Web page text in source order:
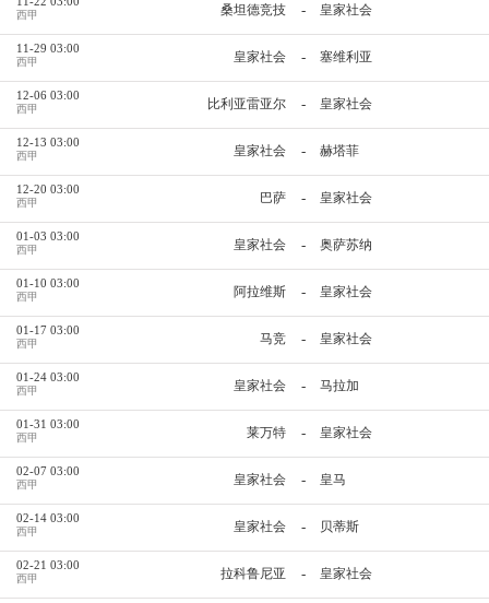
西甲 桑坦德竞技 - 皇家社会
11-29 03:00
西甲 皇家社会 - 塞维利亚
12-06 03:00
西甲 比利亚雷亚尔 - 皇家社会
12-13 03:00
西甲 皇家社会 - 赫塔菲
12-20 03:00
西甲 巴萨 - 皇家社会
01-03 03:00
西甲 皇家社会 - 奥萨苏纳
01-10 03:00
西甲 阿拉维斯 - 皇家社会
01-17 03:00
西甲 马竞 - 皇家社会
01-24 03:00
西甲 皇家社会 - 马拉加
01-31 03:00
西甲 莱万特 - 皇家社会
02-07 03:00
西甲 皇家社会 - 皇马
02-14 03:00
西甲 皇家社会 - 贝蒂斯
02-21 03:00
西甲 拉科鲁尼亚 - 皇家社会